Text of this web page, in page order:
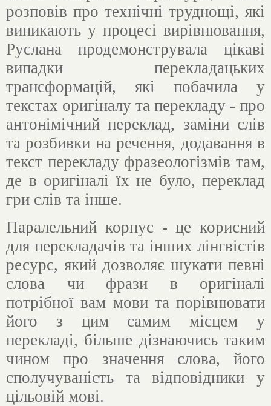
розповів про технічні труднощі, які
виникають у процесі вирівнювання,
Руслана продемонструвала цікаві
випадки перекладацьких
трансформацій, які побачила у
текстах оригіналу та перекладу - про
антонімічний переклад, заміни слів
та розбивки на речення, додавання в
текст перекладу фразеологізмів там,
де в оригіналі їх не було, переклад
гри слів та інше.
Паралельний корпус - це корисний
для перекладачів та інших лінгвістів
ресурс, який дозволяє шукати певні
слова чи фрази в оригіналі
потрібної вам мови та порівнювати
його з цим самим місцем у
перекладі, більше дізнаючись таким
чином про значення слова, його
сполучуваність та відповідники у
цільовій мові.